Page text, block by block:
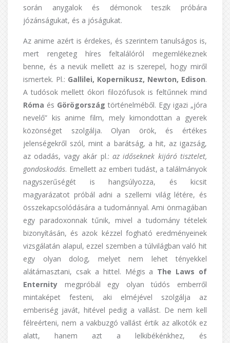
során anygalok és démonok teszik próbára
józánságukat, és a jóságukat.
Az anime azért is érdekes, és szerintem tanulságos is,
mert rengeteg híres feltalálóról megemlékeznek
benne, és a nevük mellett az is szerepel, hogy miről
ismertek. Pl.: Gallilei, Kopernikusz, Newton, Edison.
A tudósok mellett ókori filozófusok is feltűnnek mind
Róma és Görögország történelméből. Egy igazi „jóra
nevelő” kis anime film, mely kimondottan a gyerek
közönséget szolgálja. Olyan örök, és értékes
jelenségekről szól, mint a barátság, a hit, az igazság,
az odadás, vagy akár pl.: az időseknek kijáró tisztelet,
gondoskodás. Emellett az emberi tudást, a találmányok
nagyszerűségét is hangsúlyozza, és kicsit
magyarázatot próbál adni a szellemi világ létére, és
összekapcsolódására a tudománnyal. Ami önmagában
egy paradoxonnak tűnik, mivel a tudomány tételek
bizonyításán, és azok kézzel fogható eredményeinek
vizsgálatán alapul, ezzel szemben a túlvilágban való hit
egy olyan dolog, melyet nem lehet tényekkel
alátámasztani, csak a hittel. Mégis a The Laws of
Enternity megpróbál egy olyan túdós emberről
mintaképet festeni, aki elméjével szolgálja az
emberiség javát, hitével pedig a vallást. De nem kell
félreérteni, nem a vakbuzgó vallást értik az alkotók ez
alatt, hanem azt a lelkibékénkhez, és